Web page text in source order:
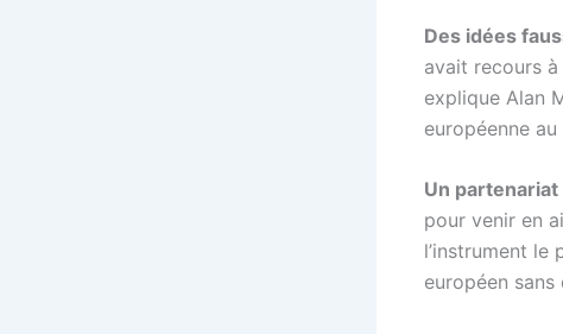
Des idées
avait recours à
explique Alan
européenne
Un
pour venir en
l’instrument le
européen